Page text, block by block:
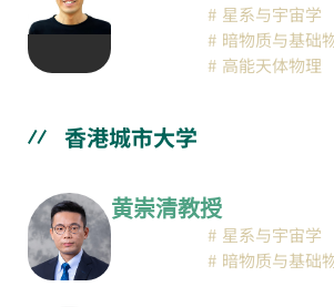
星系与宇宙学
暗物质与基础
高能天体物理
香港城市大学
黄崇清教授
星系与宇宙学
暗物质与基础